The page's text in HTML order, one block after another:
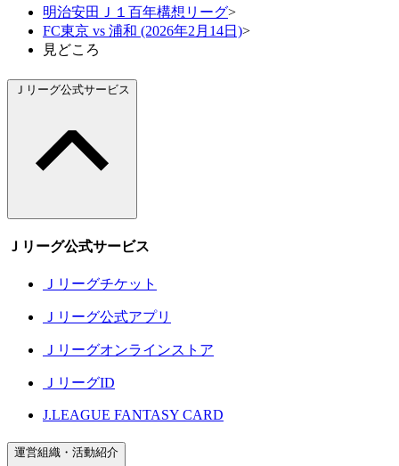
明治安田Ｊ１百年構想リーグ>
FC東京 vs 浦和 (2026年2月14日)>
見どころ
Ｊリーグ公式サービス
Ｊリーグ公式サービス
Ｊリーグチケット
Ｊリーグ公式アプリ
Ｊリーグオンラインストア
ＪリーグID
J.LEAGUE FANTASY CARD
運営組織・活動紹介